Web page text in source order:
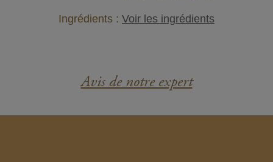
Ingrédients : Voir les ingrédients
Avis de notre expert